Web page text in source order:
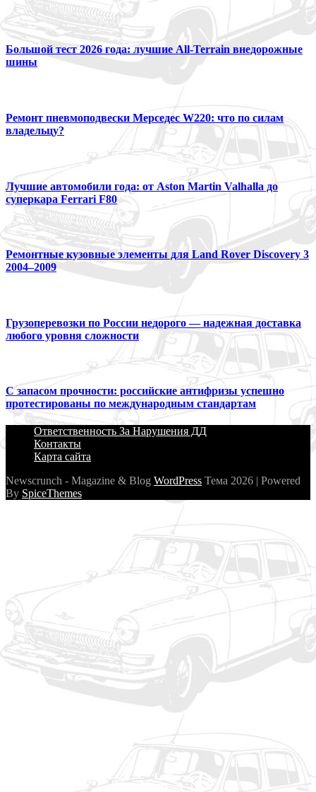
Большой тест 2026 года: лучшие All-Terrain внедорожные
шины
Ремонт пневмоподвески Мерседес W220: что по силам
владельцу?
Лучшие автомобили года: от Aston Martin Valhalla до
суперкара Ferrari F80
Ремонтные кузовные элементы для Land Rover Discovery 3
2004–2009
Грузоперевозки по России недорого — надежная доставка
любого уровня сложности
С запасом прочности: российские антифризы успешно
протестированы по международным стандартам
Ответственность За Нарушения ДД
Контакты
Карта сайта
Newscrunch - Magazine & Blog WordPress Тема 2026 | Powered
By SpiceThemes